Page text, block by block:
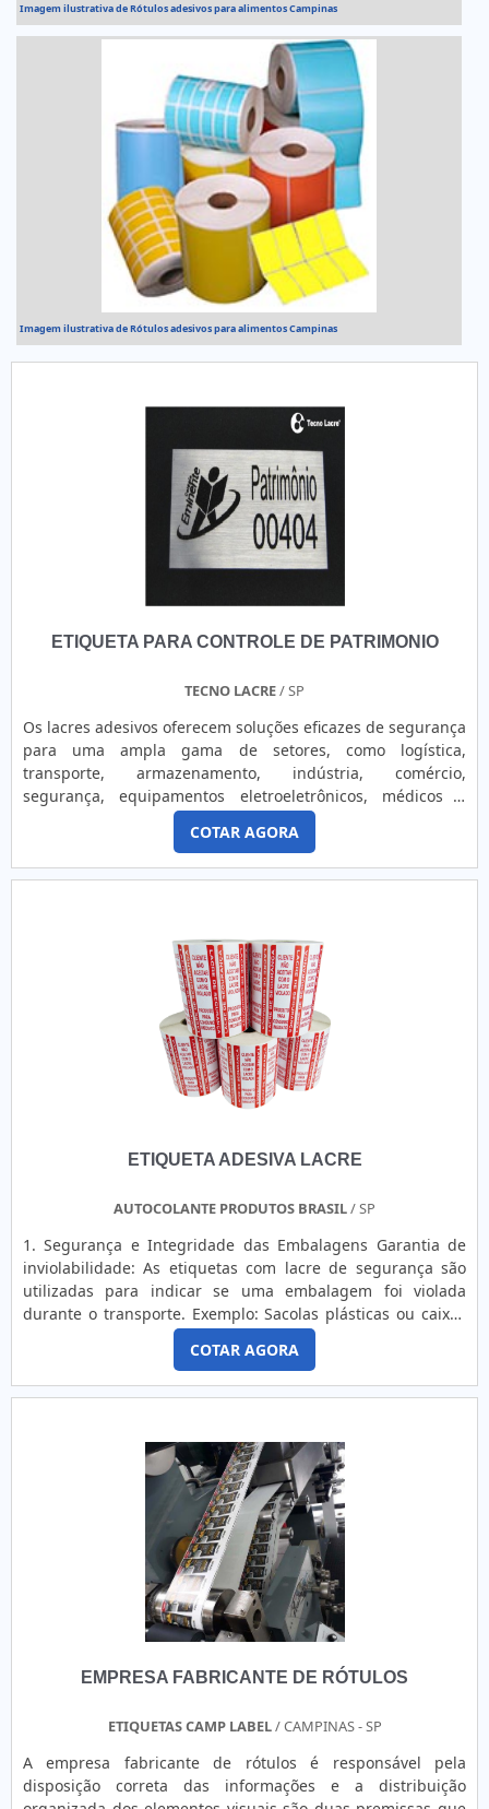
Imagem ilustrativa de Rótulos adesivos para alimentos Campinas
Imagem ilustrativa de Rótulos adesivos para alimentos Campinas
ETIQUETA PARA CONTROLE DE PATRIMONIO
TECNO LACRE/ SP
Os lacres adesivos oferecem soluções eficazes de segurança
para uma ampla gama de setores, como logística,
transporte, armazenamento, indústria, comércio,
segurança, equipamentos eletroeletrônicos, médicos e
outros. Eles são projetados para lacrar, controlar e garantir
a integridade de produtos e equipamentos, protegendo-os
contra violações, fraudes, pirataria e outras tentativas de
interferência. Os modelos destrutíveis, como casca de ovo,
imediatamente qualquer tentativa de violação. Isso ocorre
porque, ao tentar retirar o lacre, ele se quebra ou se
desintegra, tornando impossível reposicioná-lo ou reutilizá-
lo sem que se evidencie a interferência. Já os lacres
resistentes, como os modelos em Void branco, prata e
holográfico, deixam marcas permanentes na superfície ao
serem manipulados. No caso específico do modelo
que o lacre foi violado. Esses lacres são ideais para proteger
equipamentos eletroeletrônicos, dispositivos médicos e
itens durante todo o ciclo de transporte ou armazenamento,
prevenindo roubo, furto e adulteração. São essenciais para
setores que exigem altos padrões de segurança, controle e
proteção, oferecendo uma camada adicional de confiança e
prevenção contra tentativas de violação ou fraude.
COTAR AGORA
ETIQUETA ADESIVA LACRE
AUTOCOLANTE PRODUTOS BRASIL/ SP
1. Segurança e Integridade das Embalagens Garantia de
inviolabilidade: As etiquetas com lacre de segurança são
utilizadas para indicar se uma embalagem foi violada
durante o transporte. Exemplo: Sacolas plásticas ou caixas
de papelão usadas em entregas de alimentos, bebidas ou
produtos sensíveis. Prevenção de manipulação incorreta:
Essenciais para evitar que pedidos sejam abertos ou
adulterados antes de chegarem ao cliente final. 2. Delivery
comida entregues por restaurantes, lanchonetes ou
aplicativos de entrega (como iFood, Uber Eats, Rappi).
Mensagem típica: “Lacre de Segurança – Produto lacrado
para sua segurança.” Impede que o saco seja aberto
indevidamente durante o transporte. Embalagens de
marmitas/quentinhas: Selos para potes de comida, evitando
derramamento e garantindo a segurança do pedido. 3.
Bebidas e Embalagens de Líquidos Lacre em copos ou
garrafas: Para fechamento de tampas de copos de café,
receba o produto intacto. Muito comum no setor de
Personalização para Branding e Marketing Etiqueta como
incluir o logotipo, mensagens promocionais ou slogans.
Exemplo: “Obrigado por pedir com a gente!” ou “Use o
COTAR AGORA
EMPRESA FABRICANTE DE RÓTULOS
ETIQUETAS CAMP LABEL/ CAMPINAS - SP
A empresa fabricante de rótulos é responsável pela
disposição correta das informações e a distribuição